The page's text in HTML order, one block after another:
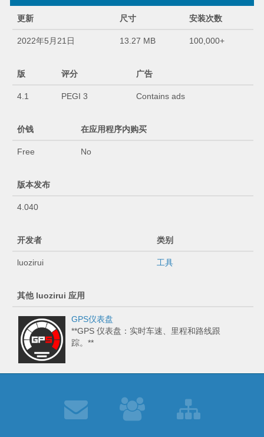
更新 尺寸 安装次数
2022年5月21日 13.27 MB 100,000+
版 评分 广告
4.1 PEGI 3 Contains ads
价钱 在应用程序内购买
Free No
版本发布
4.040
开发者 类别
luozirui 工具
其他 luozirui 应用
GPS仪表盘
**GPS 仪表盘：实时车速、里程和路线跟
踪。**